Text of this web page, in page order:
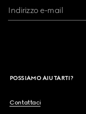
Indirizzo e-mail
POSSIAMO AIUTARTI?
Contattaci